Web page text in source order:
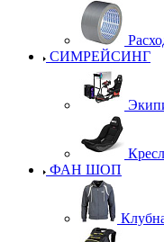
СИМРЕЙСИНГ
ФАН ШОП